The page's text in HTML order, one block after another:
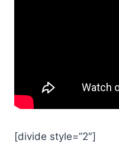
[divide style=”2″]